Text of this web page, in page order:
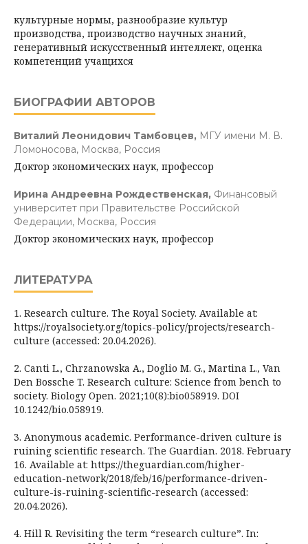
культурные нормы, разнообразие культур
производства, производство научных знаний,
генеративный искусственный интеллект, оценка
компетенций учащихся
БИОГРАФИИ АВТОРОВ
Виталий Леонидович Тамбовцев, МГУ имени М. В.
Ломоносова, Москва, Россия
Доктор экономических наук, профессор
Ирина Андреевна Рождественская, Финансовый
университет при Правительстве Российской
Федерации, Москва, Россия
Доктор экономических наук, профессор
ЛИТЕРАТУРА
1. Research culture. The Royal Society. Available at:
https://royalsociety.org/topics-policy/projects/research-
culture (accessed: 20.04.2026).
2. Canti L., Chrzanowska A., Doglio M. G., Martina L., Van
Den Bossche T. Research culture: Science from bench to
society. Biology Open. 2021;10(8):bio058919. DOI
10.1242/bio.058919.
3. Anonymous academic. Performance-driven culture is
ruining scientific research. The Guardian. 2018. February
16. Available at: https://theguardian.com/higher-
education-network/2018/feb/16/performance-driven-
culture-is-ruining-scientific-research (accessed:
20.04.2026).
4. Hill R. Revisiting the term “research culture”. In: